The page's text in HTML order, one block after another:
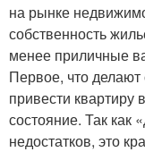
на рынке
собственность
менее приличные
Первое, что
привести квартиру
состояние. Так
недостатков, это